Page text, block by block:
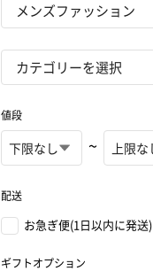
値段
~
配送
お急ぎ便(1日以内に発送)
ギフトオプション